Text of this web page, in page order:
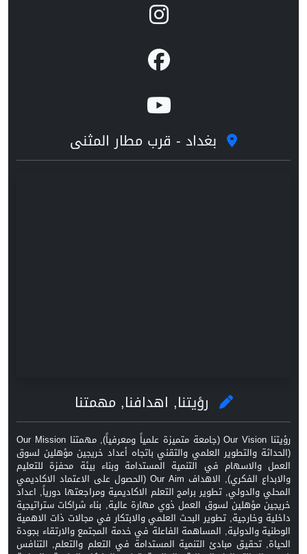
بغداد - قرب مطار المثنى
رؤيتنا, اهدافنا, مهمتنا
رؤيتنا Our Vision (جامعة متميزة علمياً ومعرفياً), مهمتنا Our Mission
(الحداثة والتطوير العلمي والتقني باتجاه أعداد خريجين مؤهلين لسوق
العمل والاسهام في التنمية المستدامة وبناء بيئة محفزة للتعليم
والابداع الفكري), الاهداف Our Aim (الحصول على الاعتماد الاكاديمي
المحلي والدولي, تطوير برامج التعلم الاكاديمية ومراجعتها دورياً, اعداد
خريجين مؤهلين لسوق العمل ذوي مهارة عالية, بناء شراكات ستراتيجية
داخلية وخارجية, تطوير البحث العلمي والابتكار في مجالات ذات الاهمية
الوطنية والدولية, المساهمة الفاعلة في خدمة المجتمع والارتقاء بجودة
الحياة, تحقيق مبادئ التنمية المستدامة في التعلم والتعلم, التنافس